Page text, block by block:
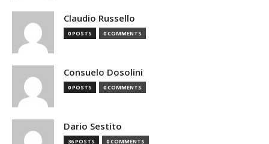
Claudio Russello
0 POSTS 0 COMMENTS
Consuelo Dosolini
0 POSTS 0 COMMENTS
Dario Sestito
36 POSTS 0 COMMENTS